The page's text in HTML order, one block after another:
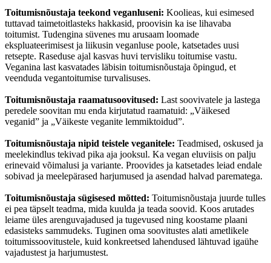
Toitumisnõustaja teekond veganluseni: Koolieas, kui esimesed
tuttavad taimetoitlasteks hakkasid, proovisin ka ise lihavaba
toitumist. Tudengina süvenes mu arusaam loomade
ekspluateerimisest ja liikusin veganluse poole, katsetades uusi
retsepte. Raseduse ajal kasvas huvi tervisliku toitumise vastu.
Veganina last kasvatades läbisin toitumisnõustaja õpingud, et
veenduda vegantoitumise turvalisuses.
Toitumisnõustaja raamatusoovitused: Last soovivatele ja lastega
peredele soovitan mu enda kirjutatud raamatuid: „Väikesed
veganid” ja „Väikeste veganite lemmiktoidud”.
Toitumisnõustaja nipid teistele veganitele: Teadmised, oskused ja
meelekindlus tekivad pika aja jooksul. Ka vegan eluviisis on palju
erinevaid võimalusi ja variante. Proovides ja katsetades leiad endale
sobivad ja meelepärased harjumused ja asendad halvad parematega.
Toitumisnõustaja sügisesed mõtted: Toitumisnõustaja juurde tulles
ei pea täpselt teadma, mida kuulda ja teada soovid. Koos arutades
leiame üles arenguvajadused ja tugevused ning koostame plaani
edasisteks sammudeks. Tuginen oma soovitustes alati ametlikele
toitumissoovitustele, kuid konkreetsed lahendused lähtuvad igaühe
vajadustest ja harjumustest.